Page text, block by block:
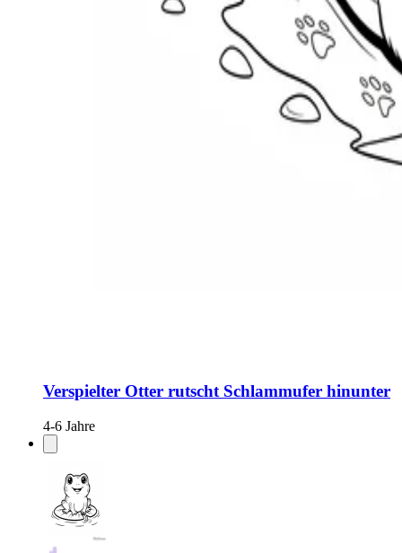
Verspielter Otter rutscht Schlammufer hinunter
4-6 Jahre